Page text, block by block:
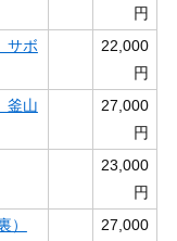
円
ボ
22,000
円
山
27,000
円
23,000
円
27,000